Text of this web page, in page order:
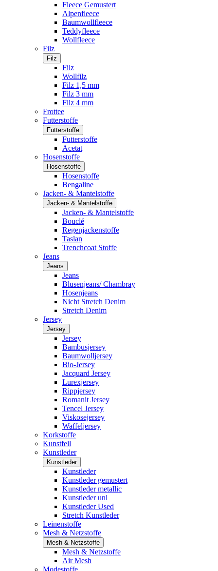
Fleece Gemustert
Alpenfleece
Baumwollfleece
Teddyfleece
Wollfleece
Filz
Filz
Filz
Wollfilz
Filz 1,5 mm
Filz 3 mm
Filz 4 mm
Frottee
Futterstoffe
Futterstoffe
Futterstoffe
Acetat
Hosenstoffe
Hosenstoffe
Hosenstoffe
Bengaline
Jacken- & Mantelstoffe
Jacken- & Mantelstoffe
Jacken- & Mantelstoffe
Bouclé
Regenjackenstoffe
Taslan
Trenchcoat Stoffe
Jeans
Jeans
Jeans
Blusenjeans/ Chambray
Hosenjeans
Nicht Stretch Denim
Stretch Denim
Jersey
Jersey
Jersey
Bambusjersey
Baumwolljersey
Bio-Jersey
Jacquard Jersey
Lurexjersey
Rippjersey
Romanit Jersey
Tencel Jersey
Viskosejersey
Waffeljersey
Korkstoffe
Kunstfell
Kunstleder
Kunstleder
Kunstleder
Kunstleder gemustert
Kunstleder metallic
Kunstleder uni
Kunstleder Used
Stretch Kunstleder
Leinenstoffe
Mesh & Netzstoffe
Mesh & Netzstoffe
Mesh & Netzstoffe
Air Mesh
Modestoffe